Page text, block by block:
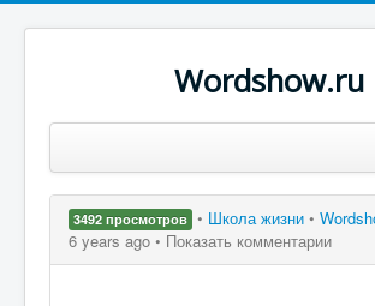
Wordshow.ru
Популярные цитаты
3492 просмотров • Школа жизни •
6 years ago • Показать комментарии